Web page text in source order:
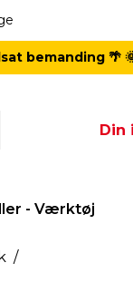
bemanding 🌴
Din
- Værktøj
/